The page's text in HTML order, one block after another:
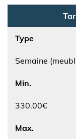
Type
Semaine
Min.
330.00€
Max.